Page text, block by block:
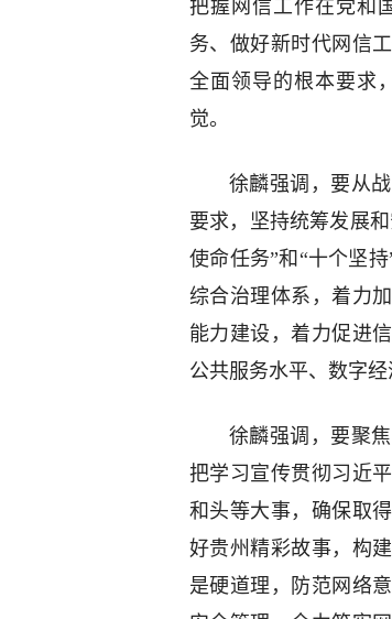
把握网信工作在党和
务、做好新时代网信
全面领导的根本要求
觉。
徐麟强调，要从
要求，坚持统筹发展
使命任务”和“十个坚
综合治理体系，着力
能力建设，着力促进
公共服务水平、数字
徐麟强调，要聚
把学习宣传贯彻习近
和头等大事，确保取
好贵州精彩故事，构
是硬道理，防范网络